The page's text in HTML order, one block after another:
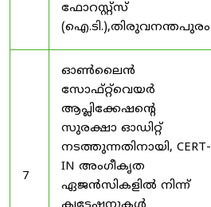
ഫോറസ്റ്റ്സ്
(ഐ.ടി.),തിരുവനന്തപുരം
7
ഓൺലൈൻ
സോഫ്റ്റ്‌വെയർ
ആപ്ലിക്കേഷന്റെ
സുരക്ഷാ ഓഡിറ്റ്
നടത്തുന്നതിനായി, CERT-
IN അംഗീകൃത
ഏജൻസികളിൽ നിന്ന്